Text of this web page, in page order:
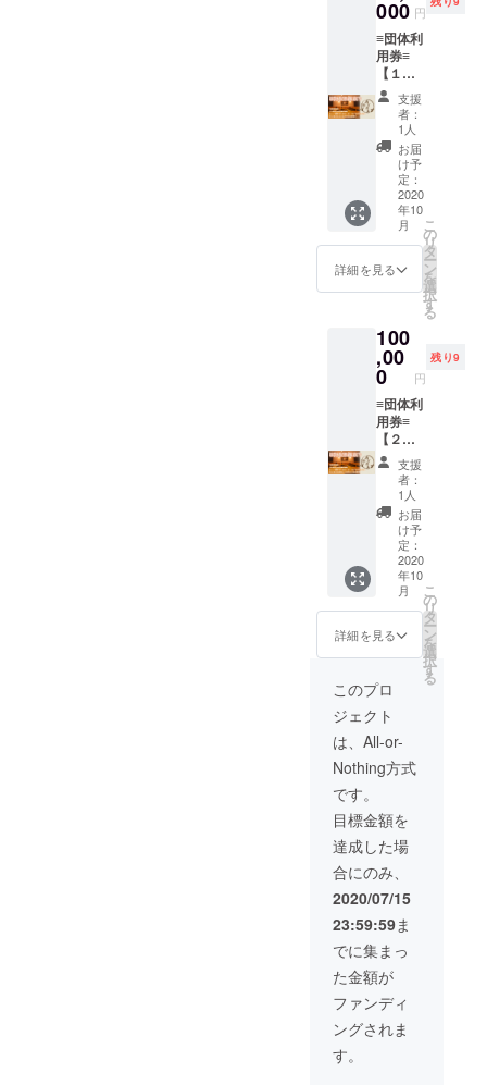
野菜
セット
・雑炊
セット
・薬味
セット
・お出
汁（濃
縮500
㎖）１
送はご
ざいま
せん、
店頭受
け取り
期限:２
年１０
月〜３
年４月
迄利用
可能。
000 円
≡団体利
用券≡
【１０
名以上
のご利
用がお
得】 お
一人
（通常
６００
０円
コー
ス）⇨５
０００
円で利
用可能
名分の
５００
００円
分のお
食事券
◆ ※６
０００
円の
コース
利用時
のみ利
用可能
※１０名
以上の
ご予約
のみ利
用可能
※チケッ
ト有効
期限:２
年１０
月〜３
年４月
迄利用
可能。
支援
者：
1人
お届
け予
定：
2020
年10
月
詳細を見る
こ
の
リ
タ
ー
ン
を
選
択
す
る
100
,00
0 円
残り9
≡団体利
用券≡
【２０
名以上
のご利
用がお
得】 お
一人
（通常
６００
０円
コー
ス）⇨５
０００
円で利
用可能
◆２０
名分の
お料理
【１０
万円
分】の
６００
０円の
コース
利用時
のみ利
用可能
※２０名
以上の
ご予約
のみ利
用可能※
チケッ
ト有効
支援
者：
1人
お届
け予
定：
2020
年10
月
詳細を見る
こ
の
リ
タ
ー
ン
を
選
択
す
る
このプロ
ジェクト
は、All-or-
Nothing方式
です。
目標金額を
達成した場
合にのみ、
2020/07/15
23:59:59ま
でに集まっ
た金額が
ファンディ
ングされま
す。